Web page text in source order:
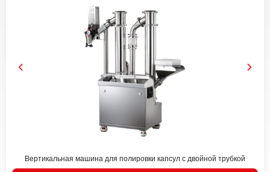
Вертикальная машина для полировки капсул с двойной трубкой